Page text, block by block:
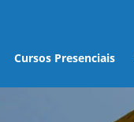
Cursos Presenciais